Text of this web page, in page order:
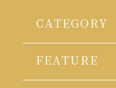
CATEGORY
FEATURE